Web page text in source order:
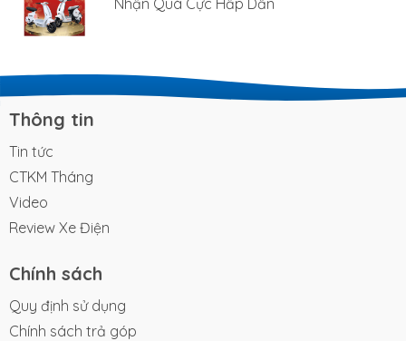
Thông tin
Tin tức
CTKM Tháng
Video
Review Xe Điện
Chính sách
Quy định sử dụng
Chính sách trả góp